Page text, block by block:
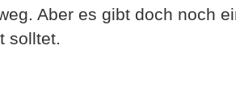
Aber es gibt doch noch
solltet.